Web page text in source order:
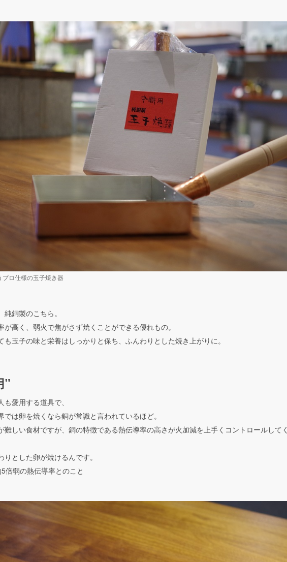
プロ仕様の玉子焼き器
純銅製のこちら。
が高く、弱火で焦がさず焼くことができる優れもの。
も玉子の味と栄養はしっかりと保ち、ふんわりとした焼き上がりに。
”
も愛用する道具で、
では卵を焼くなら銅が常識と言われているほど。
難しい食材ですが、銅の特徴である熱伝導率の高さが火加減を上手くコントロールしてく
りとした卵が焼けるんです。
倍弱の熱伝導率とのこと